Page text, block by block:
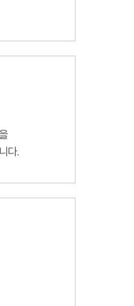
다.